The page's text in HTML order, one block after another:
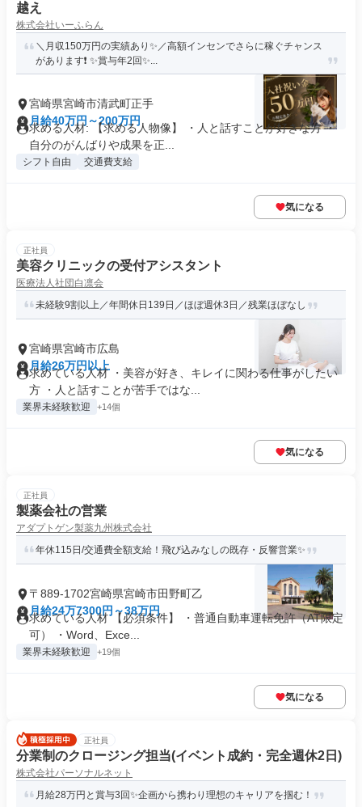
越え
株式会社いーふらん
＼月収150万円の実績あり✨／高額インセンでさらに稼ぐチャンス
があります❗ ✨賞与年2回✨...
宮崎県宮崎市清武町正手
月給40万円～200万円
求める人材: 【求める人物像】 ・人と話すことが好きな方 ・
自分のがんばりや成果を正...
シフト自由 交通費支給
気になる
正社員
美容クリニックの受付アシスタント
医療法人社団白凛会
未経験9割以上／年間休日139日／ほぼ週休3日／残業ほぼなし
宮崎県宮崎市広島
月給26万円以上
求めている人材 ・美容が好き、キレイに関わる仕事がしたい
方 ・人と話すことが苦手ではな...
業界未経験歓迎 +14個
気になる
正社員
製薬会社の営業
アダプトゲン製薬九州株式会社
年休115日/交通費全額支給！飛び込みなしの既存・反響営業✨
〒889-1702宮崎県宮崎市田野町乙
月給24万7300円～38万円
求めている人材 【必須条件】 ・普通自動車運転免許（AT限定
可） ・Word、Exce...
業界未経験歓迎 +19個
気になる
正社員
分業制のクロージング担当(イベント成約・完全週休2日)
株式会社パーソナルネット
月給28万円と賞与3回✨企画から携わり理想のキャリアを掴む！